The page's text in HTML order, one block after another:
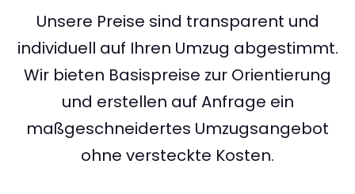
Unsere Preise sind transparent und
individuell auf Ihren Umzug abgestimmt.
Wir bieten Basispreise zur Orientierung
und erstellen auf Anfrage ein
maßgeschneidertes Umzugsangebot
ohne versteckte Kosten.